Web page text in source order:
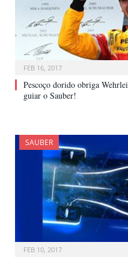
FEB 16, 2017
Pescoço dorido obriga
guiar o Sauber!
SAUBER
FEB 10, 2017